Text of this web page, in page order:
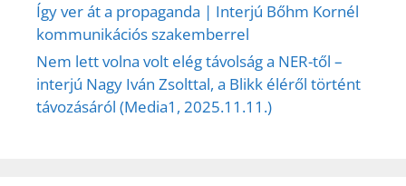
Így ver át a propaganda | Interjú Bőhm Kornél
kommunikációs szakemberrel
Nem lett volna volt elég távolság a NER-től –
interjú Nagy Iván Zsolttal, a Blikk éléről történt
távozásáról (Media1, 2025.11.11.)